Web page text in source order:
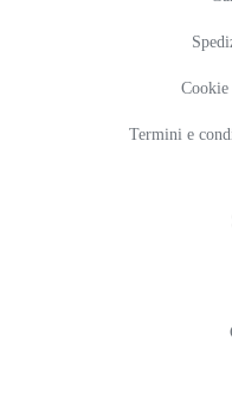
Termini e